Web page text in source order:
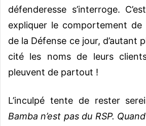
défenderesse s’interroge.
expliquer le comportement
de la Défense ce jour, d’autant
cité les noms de leurs
pleuvent de partout !
L’inculpé tente de rester
Bamba n’est pas du RSP.